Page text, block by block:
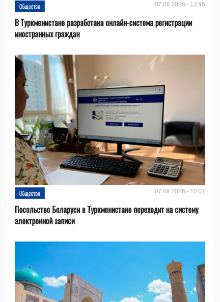
Общество 07.08.2026 - 13:45
В Туркменистане разработана онлайн-система регистрации
иностранных граждан
Общество 07.08.2026 - 10:01
Посольство Беларуси в Туркменистане переходит на систему
электронной записи